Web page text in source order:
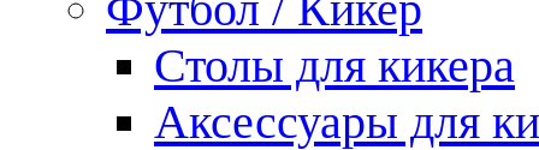
Столы для кикера
Аксессуары для